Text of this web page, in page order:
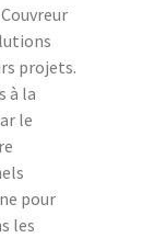
projets.
à la
le
pour
les